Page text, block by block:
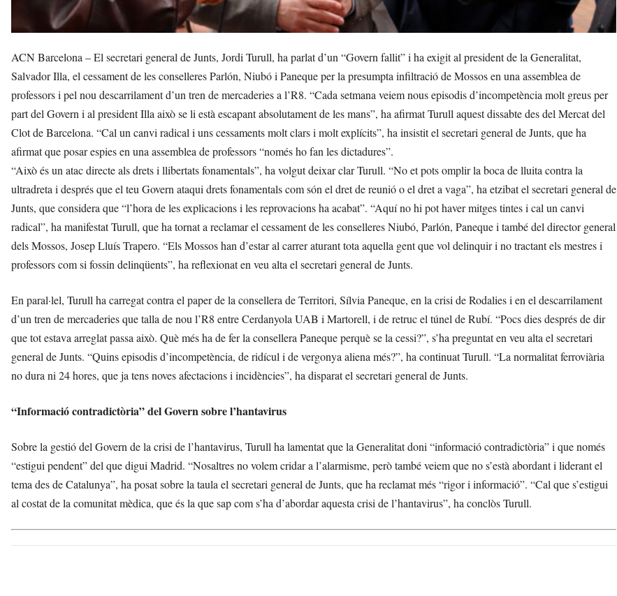
ACN Barcelona – El secretari general de Junts, Jordi Turull, ha parlat d’un “Govern fallit” i ha exigit al president de la Generalitat,
Salvador Illa, el cessament de les conselleres Parlón, Niubó i Paneque per la presumpta infiltració de Mossos en una assemblea de
professors i pel nou descarrilament d’un tren de mercaderies a l’R8. “Cada setmana veiem nous episodis d’incompetència molt greus per
part del Govern i al president Illa això se li està escapant absolutament de les mans”, ha afirmat Turull aquest dissabte des del Mercat del
Clot de Barcelona. “Cal un canvi radical i uns cessaments molt clars i molt explícits”, ha insistit el secretari general de Junts, que ha
afirmat que posar espies en una assemblea de professors “només ho fan les dictadures”.
“Això és un atac directe als drets i llibertats fonamentals”, ha volgut deixar clar Turull. “No et pots omplir la boca de lluita contra la
ultradreta i després que el teu Govern ataqui drets fonamentals com són el dret de reunió o el dret a vaga”, ha etzibat el secretari general de
Junts, que considera que “l’hora de les explicacions i les reprovacions ha acabat”. “Aquí no hi pot haver mitges tintes i cal un canvi
radical”, ha manifestat Turull, que ha tornat a reclamar el cessament de les conselleres Niubó, Parlón, Paneque i també del director general
dels Mossos, Josep Lluís Trapero. “Els Mossos han d’estar al carrer aturant tota aquella gent que vol delinquir i no tractant els mestres i
professors com si fossin delinqüents”, ha reflexionat en veu alta el secretari general de Junts.
En paral·lel, Turull ha carregat contra el paper de la consellera de Territori, Sílvia Paneque, en la crisi de Rodalies i en el descarrilament
d’un tren de mercaderies que talla de nou l’R8 entre Cerdanyola UAB i Martorell, i de retruc el túnel de Rubí. “Pocs dies després de dir
que tot estava arreglat passa això. Què més ha de fer la consellera Paneque perquè se la cessi?”, s’ha preguntat en veu alta el secretari
general de Junts. “Quins episodis d’incompetència, de ridícul i de vergonya aliena més?”, ha continuat Turull. “La normalitat ferroviària
no dura ni 24 hores, que ja tens noves afectacions i incidències”, ha disparat el secretari general de Junts.
“Informació contradictòria” del Govern sobre l’hantavirus
Sobre la gestió del Govern de la crisi de l’hantavirus, Turull ha lamentat que la Generalitat doni “informació contradictòria” i que només
“estigui pendent” del que digui Madrid. “Nosaltres no volem cridar a l’alarmisme, però també veiem que no s’està abordant i liderant el
tema des de Catalunya”, ha posat sobre la taula el secretari general de Junts, que ha reclamat més “rigor i informació”. “Cal que s’estigui
al costat de la comunitat mèdica, que és la que sap com s’ha d’abordar aquesta crisi de l’hantavirus”, ha conclòs Turull.